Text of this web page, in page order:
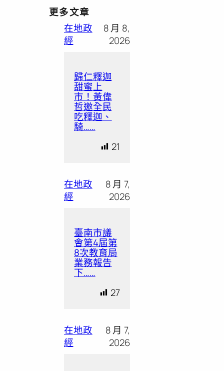
更多文章
在地政
經
8 月 8,
2026
歸仁釋迦
甜蜜上
市！黃偉
哲邀全民
吃釋迦、
騎……
21
在地政
經
8 月 7,
2026
臺南市議
會第4屆第
8次教育局
業務報告
下……
27
在地政
經
8 月 7,
2026